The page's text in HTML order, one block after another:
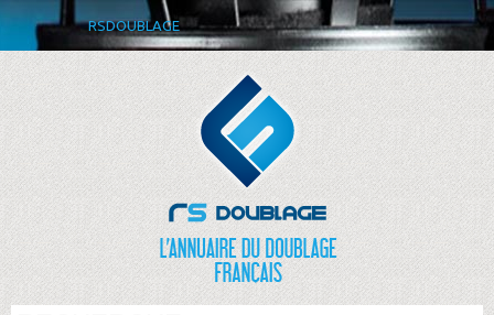
RSDOUBLAGE